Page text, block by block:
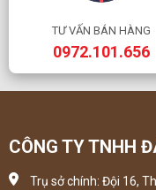
TƯ VẤN BÁN HÀNG
0972.101.656
CÔNG TY TNHH
Trụ sở chính: Đội 16,